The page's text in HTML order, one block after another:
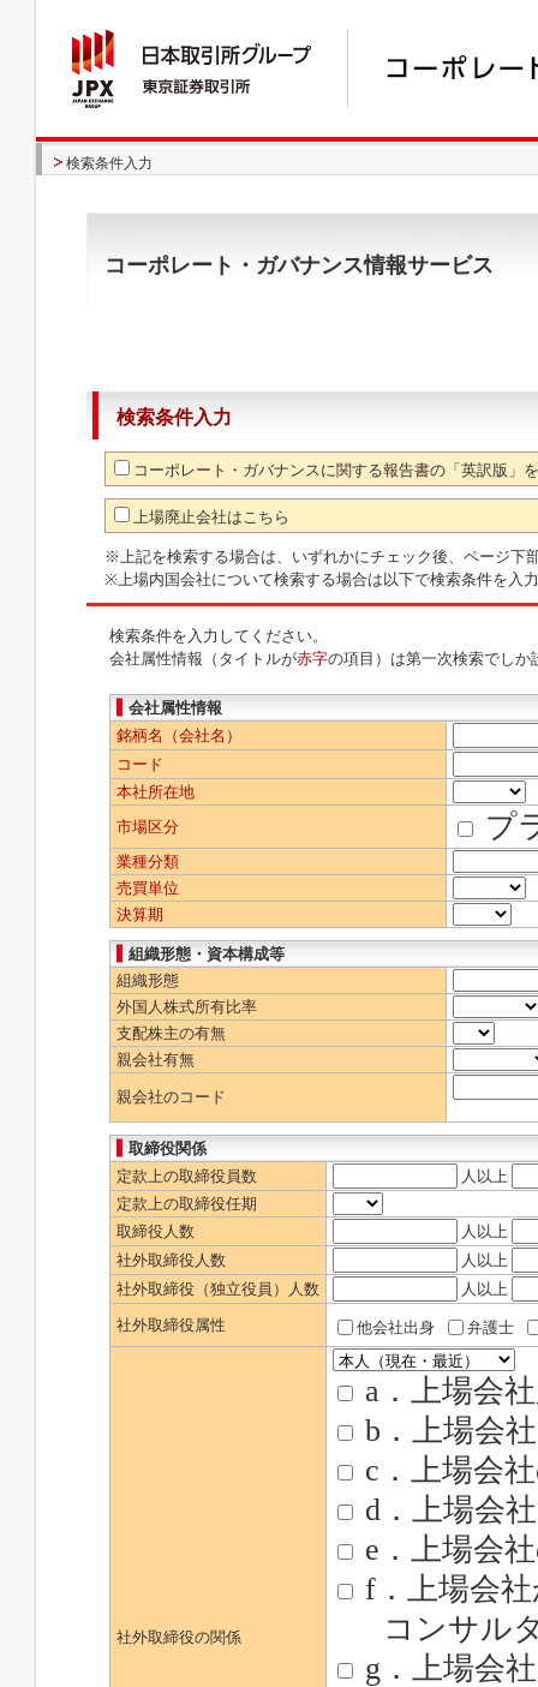
検索条件入力
コーポレート・ガバナンス情報サービス
検索条件入力
コーポレート・ガバナンスに関する報告書の「英訳版」
上場廃止会社はこちら
※上記を検索する場合は、いずれかにチェック後、ページ下
※上場内国会社について検索する場合は以下で検索条件を入
検索条件を入力してください。
会社属性情報（タイトルが赤字の項目）は第一次検索でしか
会社属性情報
銘柄名（会社名）
コード
本社所在地
市場区分
プ
業種分類
売買単位
決算期
組織形態・資本構成等
組織形態
外国人株式所有比率
支配株主の有無
親会社有無
親会社のコード
取締役関係
定款上の取締役員数
人以上
定款上の取締役任期
取締役人数
人以上
社外取締役人数
人以上
社外取締役（独立役員）人数
人以上
社外取締役属性
他会社出身 弁護士
社外取締役の関係
a．上場会
b．上場会
c．上場会
d．上場会
e．上場会
f．上場会
コンサルタ
g．上場会